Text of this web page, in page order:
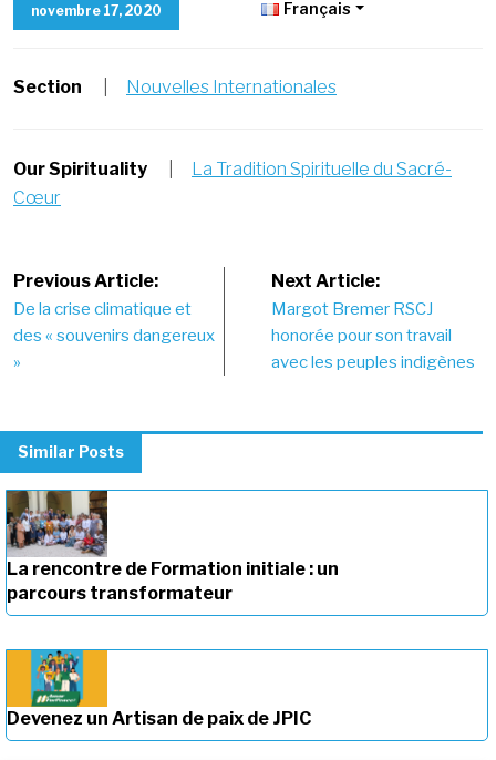
novembre 17, 2020 Français
Section Nouvelles Internationales
Our Spirituality
La Tradition Spirituelle du Sacré-
Cœur
Post
navigation
Previous Article:
De la crise climatique et
des « souvenirs dangereux
»
Next Article:
Margot Bremer RSCJ
honorée pour son travail
avec les peuples indigènes
Similar Posts
La rencontre de Formation initiale : un
parcours transformateur
Devenez un Artisan de paix de JPIC